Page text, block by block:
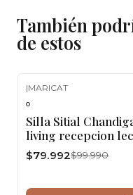
También
de estos
|MARICAT
Silla Sitial
living recepcion
$79.992$99.990